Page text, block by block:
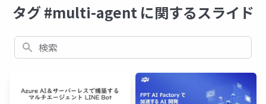
タグ #multi-agent に関するスライド
検索